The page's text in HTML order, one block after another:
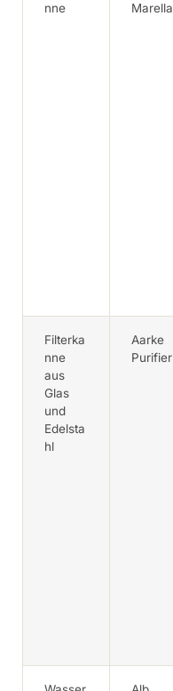
nne
Marella
Filterka
nne
aus
Glas
und
Edelsta
hl
Aarke
Purifier